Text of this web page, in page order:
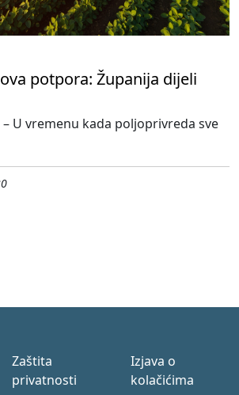
potpora: Županija dijeli
– U vremenu kada poljoprivreda sve
Zaštita
privatnosti
Izjava o
kolačićima